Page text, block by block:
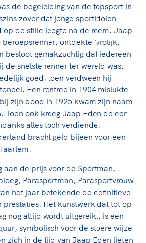
de begeleiding van de topsport in
zover dat jonge sportidolen
op de stille leegte na de roem. Jaap
beroepsrenner, ontdekte 'vrolijk,
besloot gemakzuchtig dat iedereen
de snelste renner ter wereld was.
goed, toen verdween hij
Een rentree in 1904 mislukte
zijn dood in 1925 kwam zijn naam
Toen ook kreeg Jaap Eden de eer
alles toch verdiende.
bracht geld bijeen voor een
aan de prijs voor de Sportman,
Parasportman, Parasportvrouw
het jaar betekende de definitieve
prestaties. Het kunstwerk dat tot op
nog altijd wordt uitgereikt, is een
symbolisch voor de stoere wijze
zich in de tijd van Jaap Eden lieten